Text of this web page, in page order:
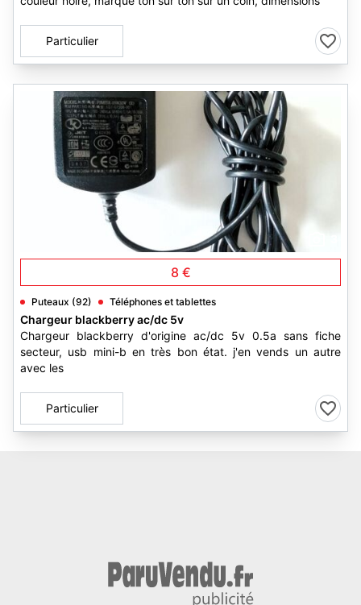
Particulier
8 €
Puteaux (92) Téléphones et tablettes
Chargeur blackberry ac/dc 5v
Chargeur blackberry d'origine ac/dc 5v 0.5a sans fiche
secteur, usb mini-b en très bon état. j'en vends un autre
avec les
Particulier